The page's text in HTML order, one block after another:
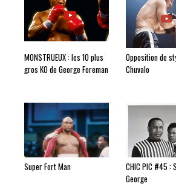
MONSTRUEUX : les 10 plus
gros KO de George Foreman
Opposition de
Chuvalo
Super Fort Man
CHIC PIC #45 :
George